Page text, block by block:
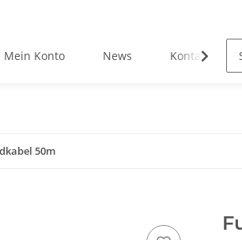
Mein Konto News Kontakt
50m